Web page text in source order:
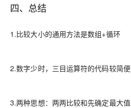
四、总结
1.比较大小的通用方法是数组+循环
2.数字少时，三目运算符的代码较简便
3.两种思想：两两比较和先确定最大值